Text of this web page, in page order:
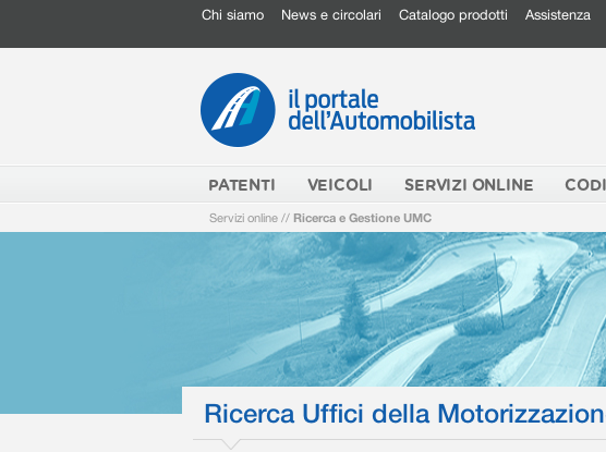
Chi siamo News e circolari Catalogo prodotti Assistenza
PATENTI VEICOLI SERVIZI ONLINE
Servizi online // Ricerca e Gestione UMC
Ricerca Uffici della